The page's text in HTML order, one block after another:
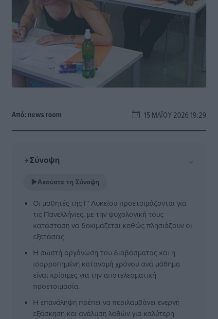
Από: news room 15 ΜΑΪ́ΟΥ 2026 19:29
✦Σύνοψη ⌄
▶Ακούστε τη Σύνοψη
Οι μαθητές της Γ’ Λυκείου προετοιμάζονται για
τις Πανελλήνιες, με την ψυχολογική τους
κατάσταση να δοκιμάζεται καθώς πλησιάζουν οι
εξετάσεις.
Η σωστή οργάνωση του διαβάσματος και η
ισορροπημένη κατανομή χρόνου ανά μάθημα
είναι κρίσιμες για την αποτελεσματική
προετοιμασία.
Η επανάληψη πρέπει να περιλαμβάνει ενεργή
εξάσκηση και ανάλυση λαθών για καλύτερη